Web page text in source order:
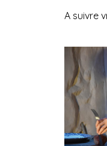
A suivre